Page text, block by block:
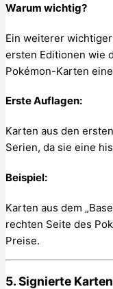
Warum wichtig?
Ein weiterer
ersten Editionen wie
Pokémon-Karten
Erste Auflagen:
Karten aus den
Serien, da sie eine
Beispiel:
Karten aus dem
rechten Seite des
Preise.
5. Signierte